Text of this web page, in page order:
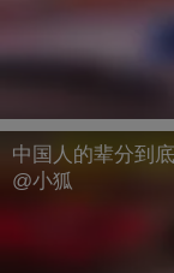
中国人的辈分到
@小狐